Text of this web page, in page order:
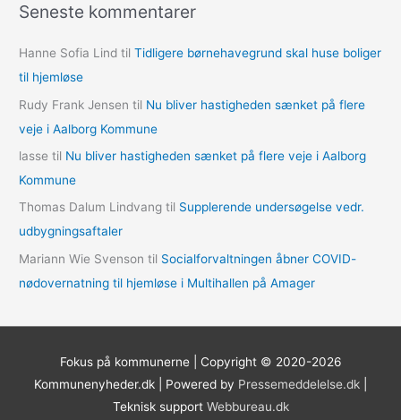
i
e
r
Seneste kommentarer
Hanne Sofia Lind tilTidligere børnehavegrund skal huse boliger
til hjemløse
Rudy Frank Jensen til Nu bliver hastigheden sænket på flere
veje i Aalborg Kommune
lasse til Nu bliver hastigheden sænket på flere veje i Aalborg
Kommune
Thomas Dalum Lindvang til Supplerende undersøgelse vedr.
udbygningsaftaler
Mariann Wie Svenson til Socialforvaltningen åbner COVID-
nødovernatning til hjemløse i Multihallen på Amager
Fokus på kommunerne | Copyright © 2020-2026
Kommunenyheder.dk | Powered by Pressemeddelelse.dk
Teknisk support Webbureau.dk